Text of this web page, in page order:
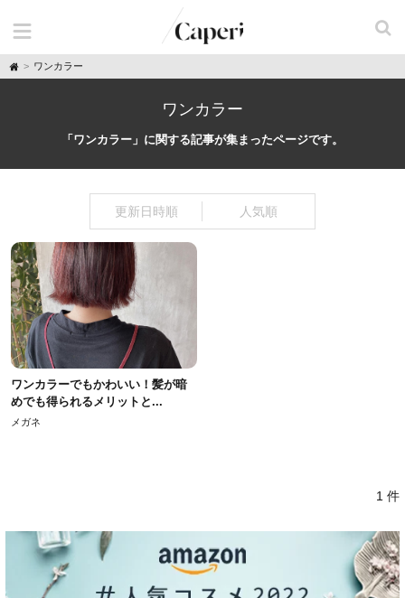
H
o
ワンカラー
ワンカラー
「ワンカラー」に関する記事が集まったページです。
更新日時順 人気順
ワンカラーでもかわいい！髪が暗
めでも得られるメリットと...
メガネ
1 件